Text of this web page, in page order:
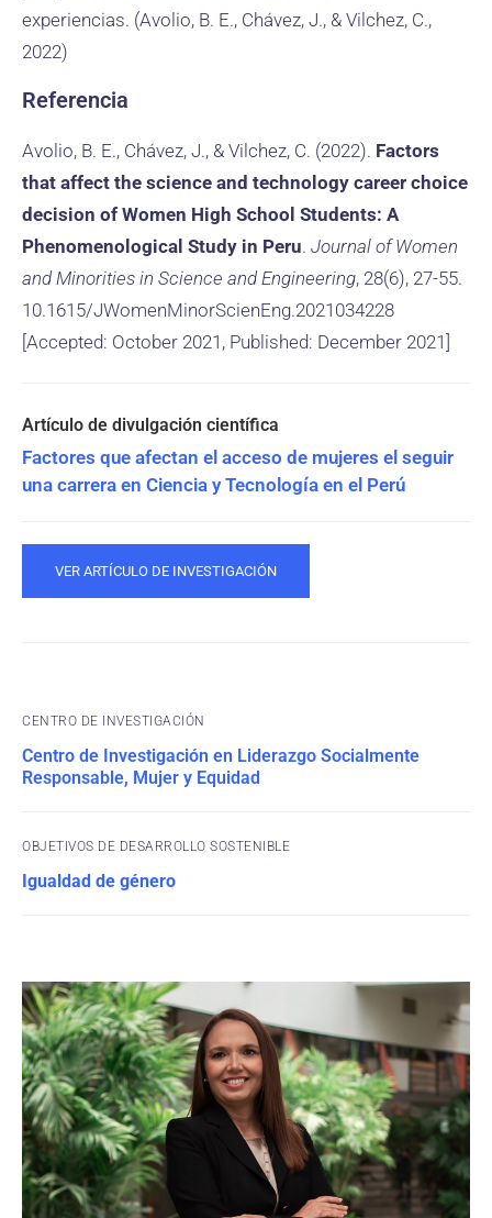
experiencias. (Avolio, B. E., Chávez, J., & Vilchez, C.,
2022)
Referencia
Avolio, B. E., Chávez, J., & Vilchez, C. (2022). Factors
that affect the science and technology career choice
decision of Women High School Students: A
Phenomenological Study in Peru. Journal of Women
and Minorities in Science and Engineering, 28(6), 27-55.
10.1615/JWomenMinorScienEng.2021034228
[Accepted: October 2021, Published: December 2021]
Factores que afectan el acceso de mujeres el seguir
una carrera en Ciencia y Tecnología en el Perú
VER ARTÍCULO DE INVESTIGACIÓN
CENTRO DE INVESTIGACIÓN
Centro de Investigación en Liderazgo Socialmente
Responsable, Mujer y Equidad
OBJETIVOS DE DESARROLLO SOSTENIBLE
Igualdad de género